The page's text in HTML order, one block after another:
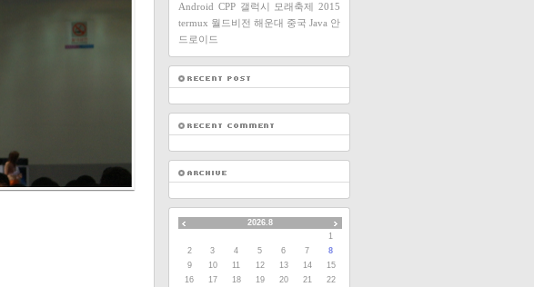
Android CPP 갤럭시 모래축제 2015
termux 월드비전 해운대 중국 Java 안
드로이드
2026.8
1
2
3 4 5 6 7
8
9
10 11 12 13 14
15
16
17 18 19 20 21
22